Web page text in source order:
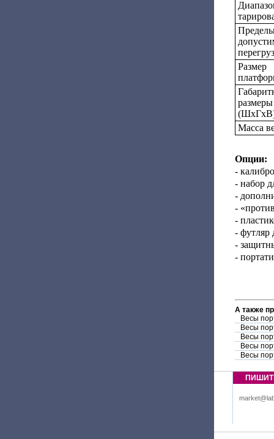
Размер
размеры
Масса
Опции:
-
- набор
-
-
-
- футляр
-
-
А также
Весы
Весы
Весы
Весы
Весы